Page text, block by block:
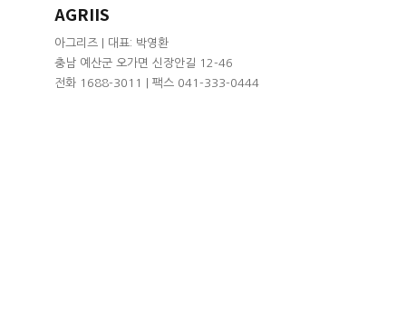
AGRIIS
아그리즈 | 대표: 박영환
충남 예산군 오가면 신장안길 12-46
전화 1688-3011 | 팩스 041-333-0444